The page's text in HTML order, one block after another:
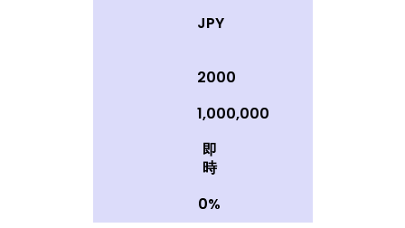
JPY
2000
1,000,000
即
時
0%